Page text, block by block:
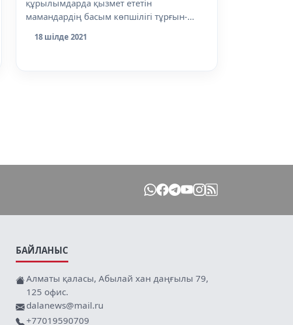
құрылымдарда қызмет ететін
мамандардің басым көпшілігі тұрғын-
18 шілде 2021
БАЙЛАНЫС
Алматы қаласы, Абылай хан даңғылы 79,
125 офис.
dalanews@mail.ru
+77019590709